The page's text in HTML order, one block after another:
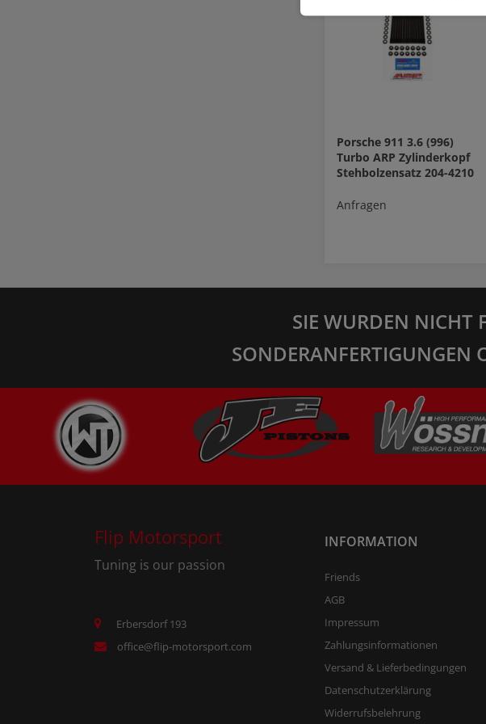
Porsche 911 3.6 (996)
Turbo ARP Zylinderkopf
Stehbolzensatz 204-4210
Anfragen
SIE WURDEN NICHT
SONDERANFERTIGUNGEN
Flip Motorsport
Tuning is our passion
Erbersdorf 193
office@flip-motorsport.com
INFORMATION
Friends
AGB
Impressum
Zahlungsinformationen
Versand & Lieferbedingungen
Datenschutzerklärung
Widerrufsbelehrung